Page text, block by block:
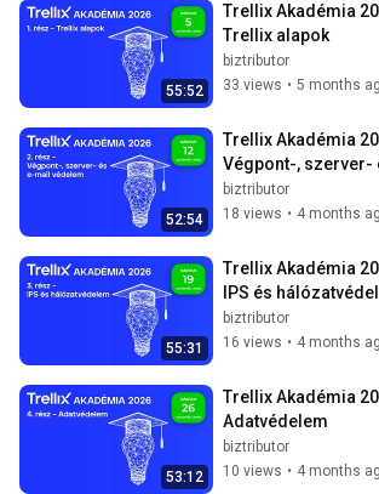
55:52
Trellix Akadémia
Trellix alapok
biztributor
33 views • 5 months
52:54
Trellix Akadémia
Végpont-, szerver-
védelem
biztributor
18 views • 4 months
55:31
Trellix Akadémia
IPS és
biztributor
16 views • 4 months
53:12
Trellix Akadémia
Adatvédelem
biztributor
10 views • 4 months